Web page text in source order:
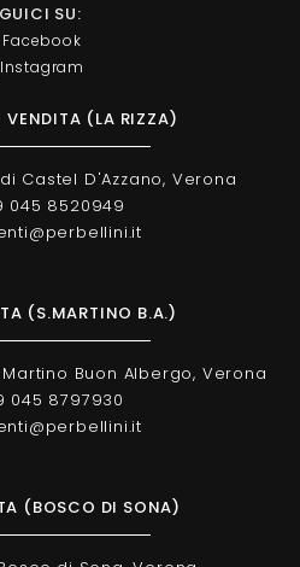
SU:
Facebook
Instagram
VENDITA (LA RIZZA)
Castel D'Azzano, Verona
045 8520949
(S.MARTINO B.A.)
Buon Albergo, Verona
045 8797930
(BOSCO DI SONA)